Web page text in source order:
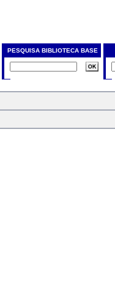
PESQUISA BIBLIOTECA BASE